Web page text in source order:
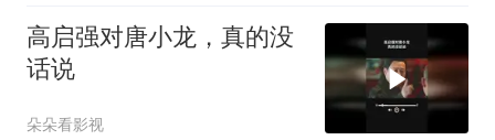
高启强对唐小龙，真的没
话说
朵朵看影视